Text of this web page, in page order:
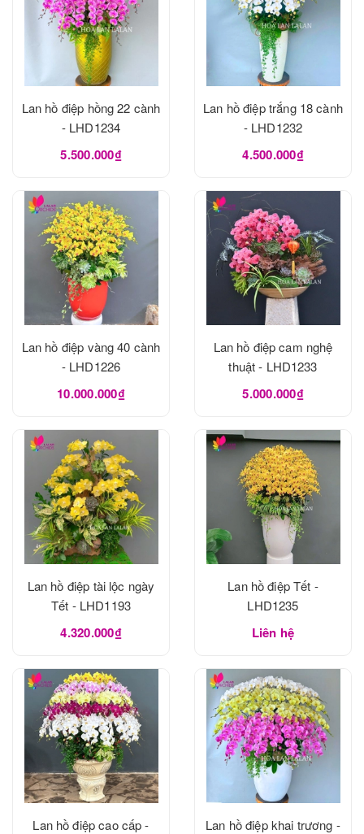
Lan hồ điệp hồng 22 cành
- LHD1234
5.500.000₫
Lan hồ điệp trắng 18 cành
- LHD1232
4.500.000₫
Lan hồ điệp vàng 40 cành
- LHD1226
10.000.000₫
Lan hồ điệp cam nghệ
thuật - LHD1233
5.000.000₫
Lan hồ điệp tài lộc ngày
Tết - LHD1193
4.320.000₫
Lan hồ điệp Tết -
LHD1235
Liên hệ
Lan hồ điệp cao cấp -
Lan hồ điệp khai trương -